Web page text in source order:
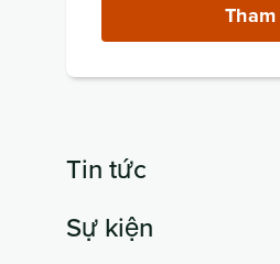
(bắt
Tin tức
Sự kiện